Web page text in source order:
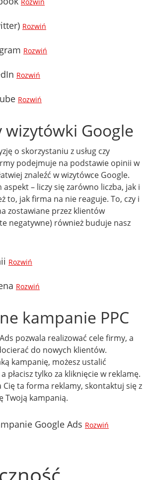
Rozwiń
Rozwiń
Rozwiń
Rozwiń
Rozwiń
wizytówki Google
o skorzystaniu z usług czy
podejmuje na podstawie opinii w
znaleźć w wizytówce Google.
– liczy się zarówno liczba, jak i
to, jak firma na nie reaguje. To, czy i
zostawiane przez klientów
negatywne) również buduje nasz
Rozwiń
Rozwiń
kampanie PPC
pozwala realizować cele firmy, a
do nowych klientów.
kampanię, możesz ustalić
płacisz tylko za kliknięcie w reklamę.
Cię ta forma reklamy, skontaktuj się z
Twoją kampanią.
Google Ads Rozwiń